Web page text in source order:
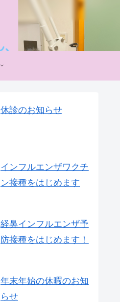
休診のお知らせ
インフルエンザワクチ
ン接種をはじめます
経鼻インフルエンザ予
防接種をはじめます！
年末年始の休暇のお知
らせ